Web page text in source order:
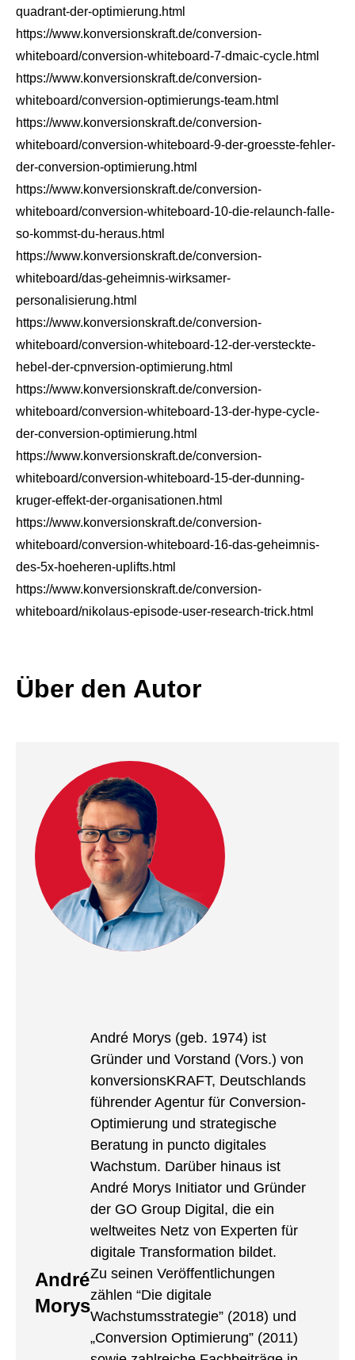
quadrant-der-optimierung.html
https://www.konversionskraft.de/conversion-
whiteboard/conversion-whiteboard-7-dmaic-cycle.html
https://www.konversionskraft.de/conversion-
whiteboard/conversion-optimierungs-team.html
https://www.konversionskraft.de/conversion-
whiteboard/conversion-whiteboard-9-der-groesste-fehler-
der-conversion-optimierung.html
https://www.konversionskraft.de/conversion-
whiteboard/conversion-whiteboard-10-die-relaunch-falle-
so-kommst-du-heraus.html
https://www.konversionskraft.de/conversion-
whiteboard/das-geheimnis-wirksamer-
personalisierung.html
https://www.konversionskraft.de/conversion-
whiteboard/conversion-whiteboard-12-der-versteckte-
hebel-der-cpnversion-optimierung.html
https://www.konversionskraft.de/conversion-
whiteboard/conversion-whiteboard-13-der-hype-cycle-
der-conversion-optimierung.html
https://www.konversionskraft.de/conversion-
whiteboard/conversion-whiteboard-15-der-dunning-
kruger-effekt-der-organisationen.html
https://www.konversionskraft.de/conversion-
whiteboard/conversion-whiteboard-16-das-geheimnis-
des-5x-hoeheren-uplifts.html
https://www.konversionskraft.de/conversion-
whiteboard/nikolaus-episode-user-research-trick.html
Über den Autor
André
Morys
André Morys (geb. 1974) ist
Gründer und Vorstand (Vors.) von
konversionsKRAFT, Deutschlands
führender Agentur für Conversion-
Optimierung und strategische
Beratung in puncto digitales
Wachstum. Darüber hinaus ist
André Morys Initiator und Gründer
der GO Group Digital, die ein
weltweites Netz von Experten für
digitale Transformation bildet.
Zu seinen Veröffentlichungen
zählen “Die digitale
Wachstumsstrategie” (2018) und
„Conversion Optimierung” (2011)